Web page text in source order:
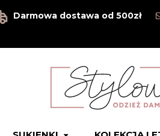
Darmowa dostawa od 500zł